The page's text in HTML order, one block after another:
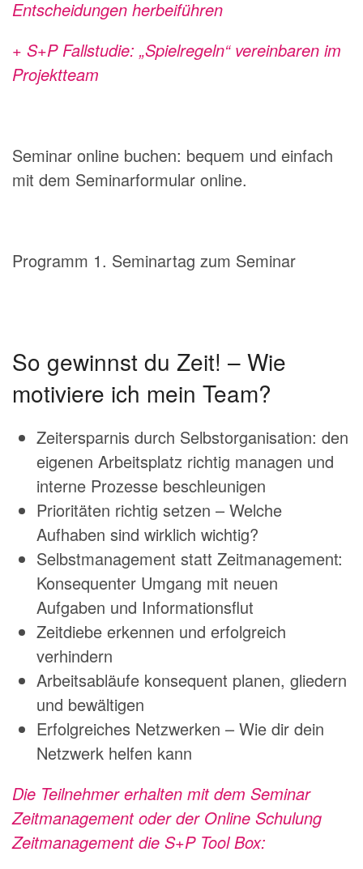
Entscheidungen herbeiführen
+ S+P Fallstudie: „Spielregeln“ vereinbaren im
Projektteam
Seminar online buchen: bequem und einfach
mit dem Seminarformular online.
Programm 1. Seminartag zum Seminar
So gewinnst du Zeit! – Wie
motiviere ich mein Team?
Zeitersparnis durch Selbstorganisation: den
eigenen Arbeitsplatz richtig managen und
interne Prozesse beschleunigen
Prioritäten richtig setzen – Welche
Aufhaben sind wirklich wichtig?
Selbstmanagement statt Zeitmanagement:
Konsequenter Umgang mit neuen
Aufgaben und Informationsflut
Zeitdiebe erkennen und erfolgreich
verhindern
Arbeitsabläufe konsequent planen, gliedern
und bewältigen
Erfolgreiches Netzwerken – Wie dir dein
Netzwerk helfen kann
Die Teilnehmer erhalten mit dem Seminar
Zeitmanagement oder der Online Schulung
Zeitmanagement die S+P Tool Box: